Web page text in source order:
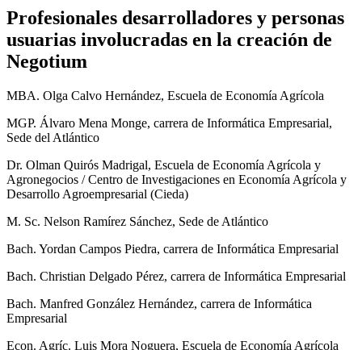
Profesionales desarrolladores y personas
usuarias involucradas en la creación de
Negotium
MBA. Olga Calvo Hernández, Escuela de Economía Agrícola
MGP. Álvaro Mena Monge, carrera de Informática Empresarial,
Sede del Atlántico
Dr. Olman Quirós Madrigal, Escuela de Economía Agrícola y
Agronegocios / Centro de Investigaciones en Economía Agrícola y
Desarrollo Agroempresarial (Cieda)
M. Sc. Nelson Ramírez Sánchez, Sede de Atlántico
Bach. Yordan Campos Piedra, carrera de Informática Empresarial
Bach. Christian Delgado Pérez, carrera de Informática Empresarial
Bach. Manfred González Hernández, carrera de Informática
Empresarial
Econ. Agríc. Luis Mora Noguera, Escuela de Economía Agrícola